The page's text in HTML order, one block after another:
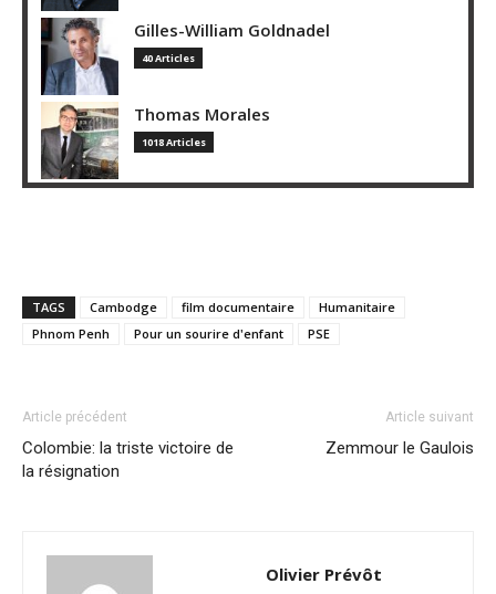
Gilles-William Goldnadel
40 Articles
Thomas Morales
1018 Articles
TAGS Cambodge film documentaire
Humanitaire
Phnom Penh
Pour un sourire d'enfant PSE
Article précédent
Colombie: la triste victoire de
la résignation
Article suivant
Zemmour le Gaulois
Olivier Prévôt